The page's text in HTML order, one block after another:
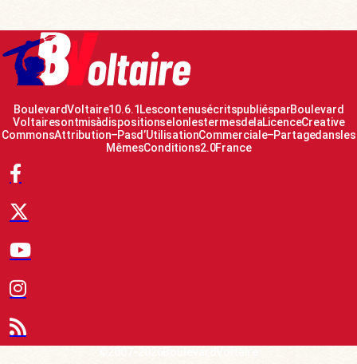
Boulevard Voltaire 10.6.1 Les contenus écrits publiés par Boulevard
Voltaire sont mis à disposition selon les termes de la Licence Creative
Commons Attribution – Pas d’Utilisation Commerciale – Partage dans les
Mêmes Conditions 2.0 France